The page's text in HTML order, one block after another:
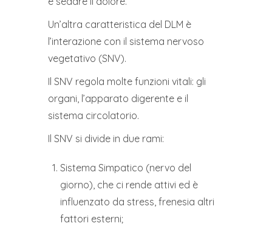
Un’altra caratteristica del DLM è
l’interazione con il sistema nervoso
vegetativo (SNV).
Il SNV regola molte funzioni vitali: gli
organi, l’apparato digerente e il
sistema circolatorio.
Il SNV si divide in due rami:
Sistema Simpatico (nervo del
giorno), che ci rende attivi ed è
influenzato da stress, frenesia altri
fattori esterni;